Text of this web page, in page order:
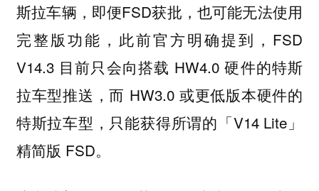
斯拉车辆，即便FSD获批，也可能无法使用
完整版功能，此前官方明确提到，FSD
V14.3 目前只会向搭载 HW4.0 硬件的特斯
拉车型推送，而 HW3.0 或更低版本硬件的
特斯拉车型，只能获得所谓的「V14 Lite」
精简版 FSD。